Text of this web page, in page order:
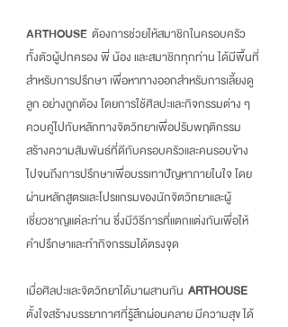
ARTHOUSE ต้องการช่วยให้สมาชิกในครอบครัว
ทั้งตัวผู้ปกครอง พี่ น้อง และสมาชิกทุกท่าน ได้มีพื้นที่
สำหรับการปรึกษา เพื่อหาทางออกสำหรับการเลี้ยงดู
ลูก อย่างถูกต้อง โดยการใช้ศิลปะและกิจกรรมต่าง ๆ
ควบคู่ไปกับหลักทางจิตวิทยาเพื่อปรับพฤติกรรม
สร้างความสัมพันธ์ที่ดีกับครอบครัวและคนรอบข้าง
ไปจนถึงการปรึกษาเพื่อบรรเทาปัญหาภายในใจ โดย
ผ่านหลักสูตรและโปรแกรมของนักจิตวิทยาและผู้
เชี่ยวชาญแต่ละท่าน ซึ่งมีวิธีการที่แตกแต่งกันเพื่อให้
คำปรึกษาและทำกิจกรรมได้ตรงจุด
เมื่อศิลปะและจิตวิทยาได้มาผสานกัน ARTHOUSE
ตั้งใจสร้างบรรยากาศที่รู้สึกผ่อนคลาย มีความสุข ได้